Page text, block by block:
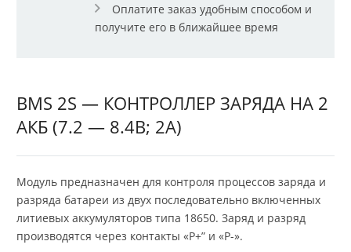
Оплатите заказ удобным способом и
получите его в ближайшее время
BMS 2S — КОНТРОЛЛЕР ЗАРЯДА НА 2
АКБ (7.2 — 8.4В; 2A)
Модуль предназначен для контроля процессов заряда и
разряда батареи из двух последовательно включенных
литиевых аккумуляторов типа 18650. Заряд и разряд
производятся через контакты «P+” и «P-».